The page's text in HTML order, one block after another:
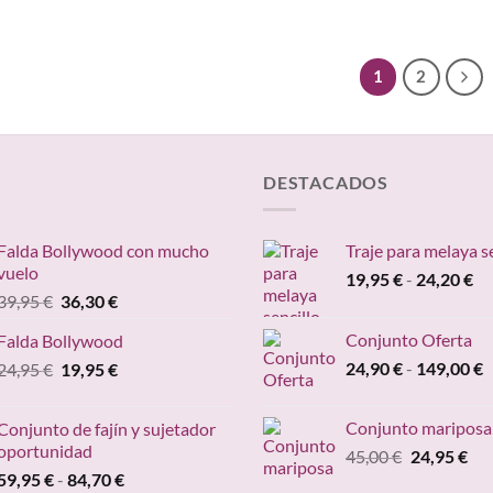
1 2
Bollywood con mucho
€ El
original
era:
36,30€El
actual
es:
Bollywood
€ El
era:
24,95 €.
19,95€El
es:
de fajín y sujetador
€- 84,70€Rango
DESTACADOS
Traje para melaya
19,95€- 24,20€
Conjunto Oferta
24,90€- 149,00€
Conjunto mariposa
45,00€ El
24,95€El